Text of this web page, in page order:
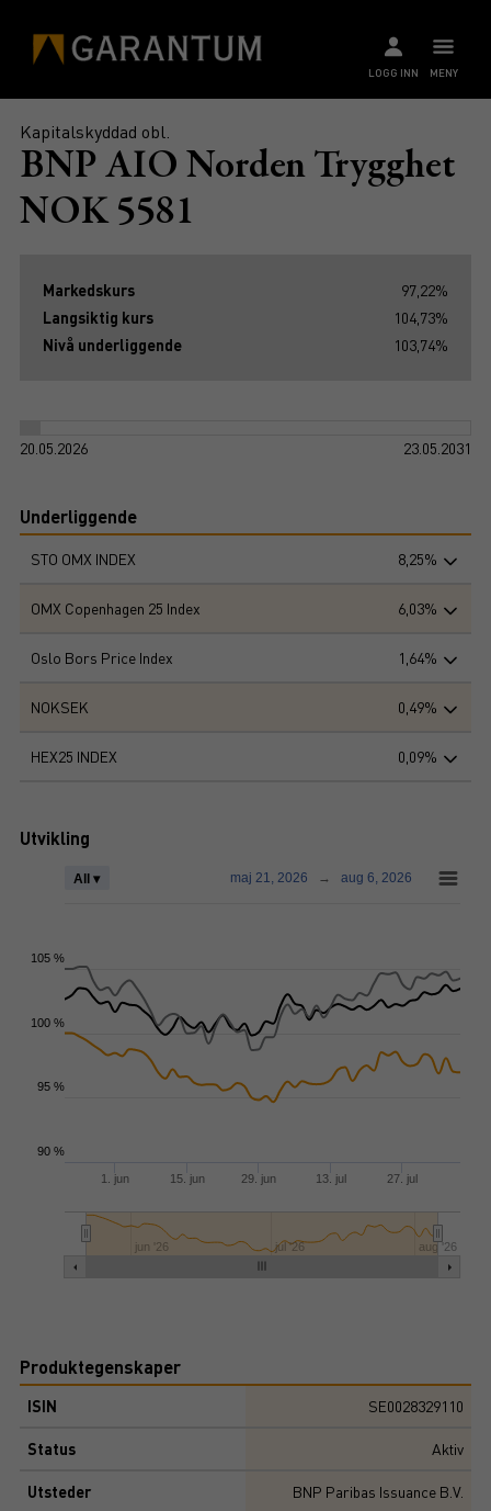
MENY
LOGG INN
Kapitalskyddad obl.
BNP AIO Norden Trygghet
NOK 5581
Markedskurs
97,22%
Langsiktig kurs
104,73%
Nivå underliggende
103,74%
20.05.2026 23.05.2031
Underliggende
STO OMX INDEX 8,25%
OMX Copenhagen 25 Index 6,03%
Oslo Bors Price Index 1,64%
NOKSEK 0,49%
HEX25 INDEX 0,09%
Utvikling
1. jun 15. jun 29. jun 13. jul 27. jul
jun '26 jul '26 aug '26
All ▾ maj 21, 2026 → aug 6, 2026
90 %
95 %
100 %
105 %
Produktegenskaper
ISIN SE0028329110
Status Aktiv
Utsteder BNP Paribas Issuance B.V.